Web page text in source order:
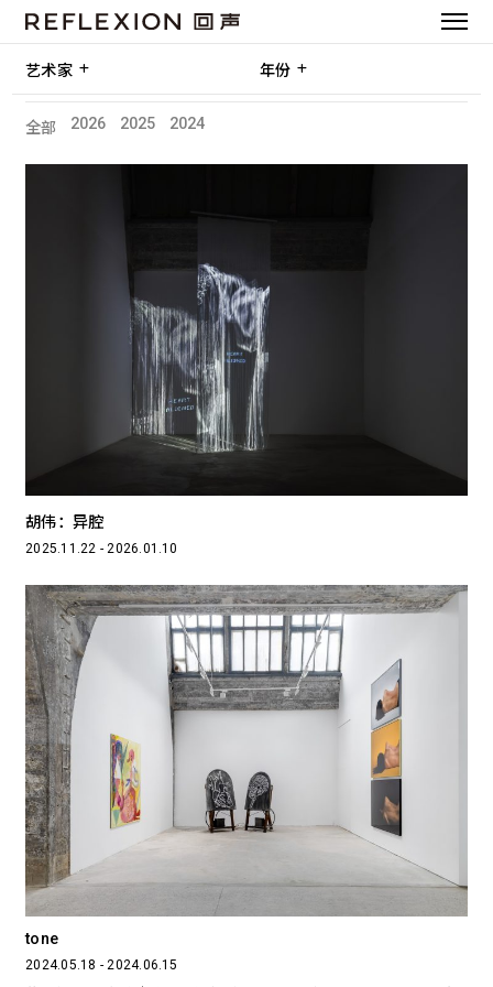
艺术家 年份
全部 2026 2025 2024
胡伟：异腔
2025.11.22 - 2026.01.10
tone
2024.05.18 - 2024.06.15